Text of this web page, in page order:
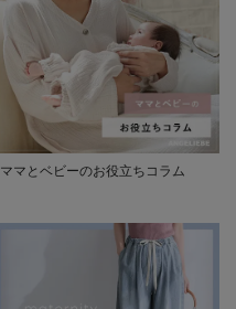
ママとベビーのお役立ちコラム